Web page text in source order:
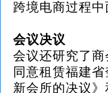
跨境电商过程
会议决议
会议还研究了
同意租赁福建
新会所的决议